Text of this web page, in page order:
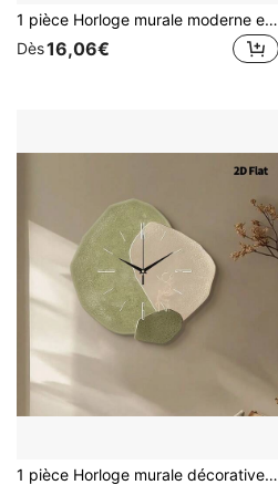
1 pièce Horloge murale moderne et de luxe, sans éclairage, alimentée par un mouvement à quartz, design asymétrique en bois, fonctionne sur piles (piles non incluses), convient pour la décoration de la maison, de la cuisine, de la chambre, du café, de la salle de musique, cadeau de Noël, cadeau du Nouvel An, cadeau pour les amis
Dès16,06€
1 pièce Horloge murale décorative d'art abstrait, mouvement à quartz ultra-silencieux, sans bruit de tic-tac, convient pour décorer le salon, la chambre, le bureau, la cuisine et le café, cadeau décoratif parfait pour les amis et la famille, peut être utilisé pour la décoration de la chambre, la décoration de la chambre, la décoration du dortoir, la décoration de la rentrée scolaire, la surprise scolaire, la décoration de la maison et les fournitures d'étude.